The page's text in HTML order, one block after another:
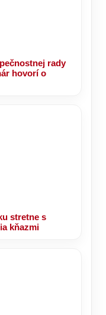
rady
hovorí o
stretne s
kňazmi